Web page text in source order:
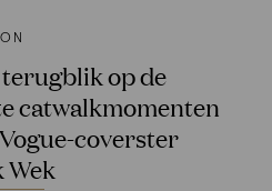
terugblik op de
catwalkmomenten
coverster
Wek